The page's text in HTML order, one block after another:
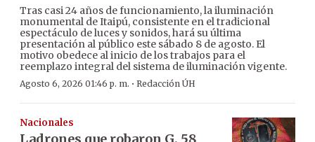
Tras casi 24 años de funcionamiento, la iluminación
monumental de Itaipú, consistente en el tradicional
espectáculo de luces y sonidos, hará su última
presentación al público este sábado 8 de agosto. El
motivo obedece al inicio de los trabajos para el
reemplazo integral del sistema de iluminación vigente.
Agosto 6, 2026 01:46 p. m. · Redacción ÚH
Nacionales